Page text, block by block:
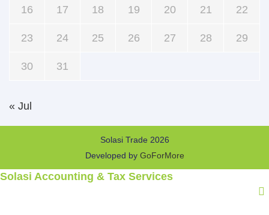
16 17 18 19 20 21 22
23 24 25 26 27 28 29
30 31
« Jul
Solasi Trade 2026
Developed by GoForMore
Solasi Accounting & Tax Services